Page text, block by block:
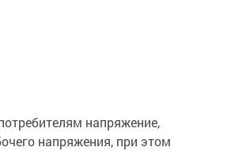
напряжение,
напряжения, при этом